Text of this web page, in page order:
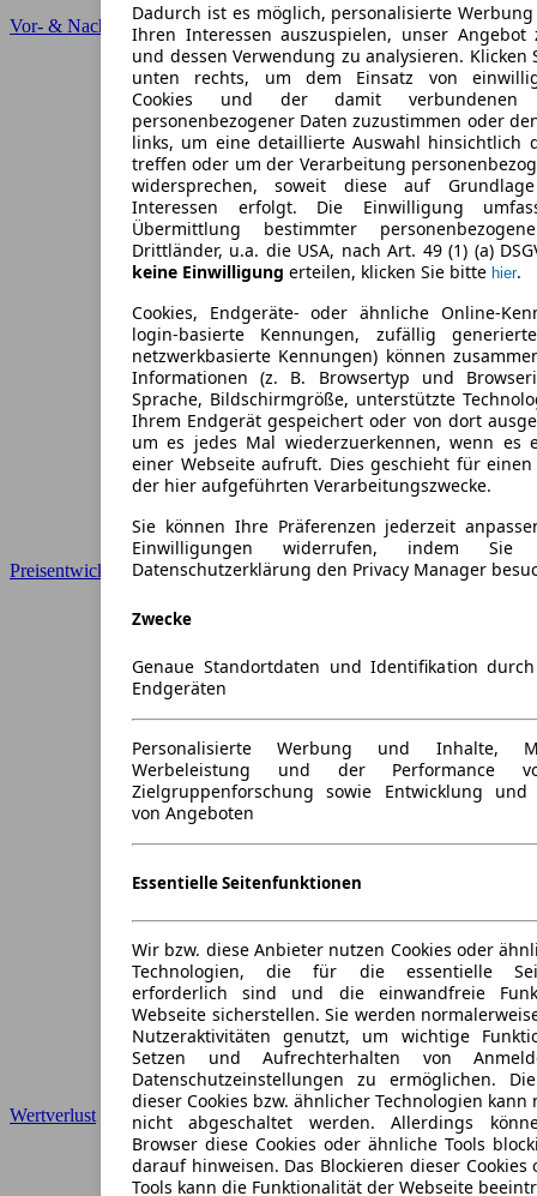
Dadurch ist es möglich, personalisierte
Ihren Interessen auszuspielen, unser Angebot
und dessen Verwendung zu analysieren. Klicken
unten rechts, um dem Einsatz von
Cookies und der damit verbundenen
personenbezogener Daten zuzustimmen oder
links, um eine detaillierte Auswahl hinsichtlich
treffen oder um der Verarbeitung
widersprechen, soweit diese auf
Interessen erfolgt. Die Einwilligung
Übermittlung bestimmter
Drittländer, u.a. die USA, nach Art. 49 (1) (a)
keine Einwilligung erteilen, klicken Sie bitte hier.
Cookies, Endgeräte- oder ähnliche Online-
login-basierte Kennungen, zufällig
netzwerkbasierte Kennungen) können
Informationen (z. B. Browsertyp und
Sprache, Bildschirmgröße, unterstützte
Ihrem Endgerät gespeichert oder von dort
um es jedes Mal wiederzuerkennen, wenn es
einer Webseite aufruft. Dies geschieht für
der hier aufgeführten Verarbeitungszwecke.
Sie können Ihre Präferenzen jederzeit
Einwilligungen widerrufen, indem
Datenschutzerklärung den Privacy Manager
Zwecke
Genaue Standortdaten und Identifikation
Endgeräten
Personalisierte Werbung und Inhalte,
Werbeleistung und der Performance
Zielgruppenforschung sowie Entwicklung und
von Angeboten
Essentielle Seitenfunktionen
Wir bzw. diese Anbieter nutzen Cookies oder
Technologien, die für die essentielle
erforderlich sind und die einwandfreie
Webseite sicherstellen. Sie werden
Nutzeraktivitäten genutzt, um wichtige
Setzen und Aufrechterhalten von
Datenschutzeinstellungen zu ermöglichen.
dieser Cookies bzw. ähnlicher Technologien kann
nicht abgeschaltet werden. Allerdings
Browser diese Cookies oder ähnliche Tools
darauf hinweisen. Das Blockieren dieser
Tools kann die Funktionalität der Webseite
Vor- & Nachteile
Preisentwicklung
Wertverlust